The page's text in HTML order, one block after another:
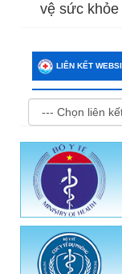
vệ sức
LIÊN KẾT